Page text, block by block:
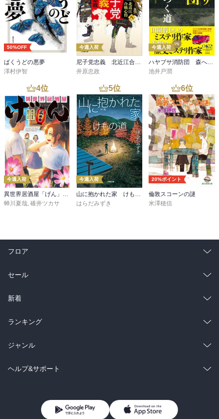
50%OFF
ばくうどの悪夢
澤村伊智
今週入荷
尼子党忠義 北近江合戦心得〈八〉
井原忠政
今週入荷
ハヤブサ消防団 森へつづく道
池井戸潤
4位
今週入荷
蝉川夏哉 碓井ツカサ
5位
今週入荷
はらだみずき
6位
20%ポイント
倫敦スコーンの謎
米澤穂信
フロア
総合
ラノベ
雑誌・グラビア
BL・TL
セール
総合
ラノベ
雑誌・グラビア
BL・TL
新着
総合
ラノベ
雑誌・グラビア
ランキング
総合
ラノベ
ジャンル
コミック
ライトノベル 男子向けラノベ
ヘルプ&サポート
よくあるご質問 お問い合わせ